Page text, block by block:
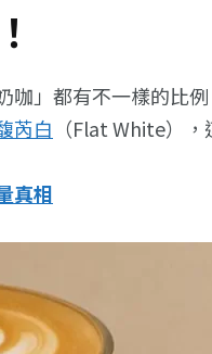
」都有不一樣的比
芮白 （Flat White）
真相